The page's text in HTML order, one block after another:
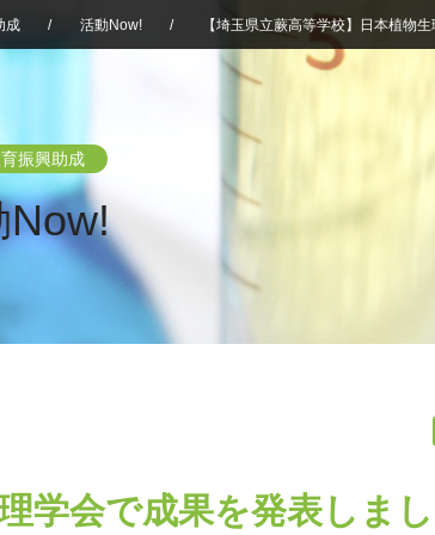
成 / 活動Now! / 【埼玉県立蕨高等学校】日本植物
振興助成
Now!
学会で成果を発表しま